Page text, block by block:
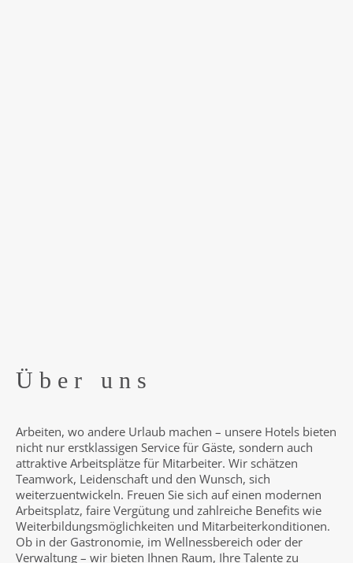
Über uns
Arbeiten, wo andere Urlaub machen – unsere Hotels bieten
nicht nur erstklassigen Service für Gäste, sondern auch
attraktive Arbeitsplätze für Mitarbeiter. Wir schätzen
Teamwork, Leidenschaft und den Wunsch, sich
weiterzuentwickeln. Freuen Sie sich auf einen modernen
Arbeitsplatz, faire Vergütung und zahlreiche Benefits wie
Weiterbildungsmöglichkeiten und Mitarbeiterkonditionen.
Ob in der Gastronomie, im Wellnessbereich oder der
Verwaltung – wir bieten Ihnen Raum, Ihre Talente zu